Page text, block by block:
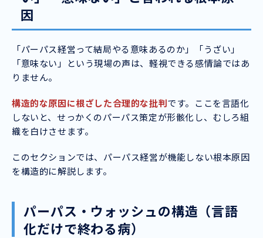
因
「パーパス経営って結局やる意味あるのか」「うざい」
「意味ない」という現場の声は、軽視できる感情論ではあ
りません。
構造的な原因に根ざした合理的な批判です。ここを言語化
しないと、せっかくのパーパス策定が形骸化し、むしろ組
織を白けさせます。
このセクションでは、パーパス経営が機能しない根本原因
を構造的に解説します。
パーパス・ウォッシュの構造（言語
化だけで終わる病）